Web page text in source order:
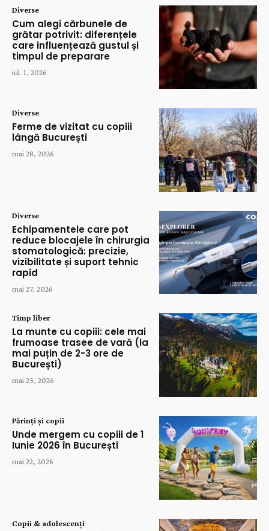
Diverse
Cum alegi cărbunele de
grătar potrivit: diferențele
care influențează gustul și
timpul de preparare
iul. 1, 2026
Diverse
Ferme de vizitat cu copiii
lângă București
mai 28, 2026
Diverse
Echipamentele care pot
reduce blocajele în chirurgia
stomatologică: precizie,
vizibilitate și suport tehnic
rapid
mai 27, 2026
Timp liber
La munte cu copiii: cele mai
frumoase trasee de vară (la
mai puțin de 2-3 ore de
București)
mai 25, 2026
Părinți și copii
Unde mergem cu copiii de 1
Iunie 2026 în București
mai 22, 2026
Copii & adolescenți